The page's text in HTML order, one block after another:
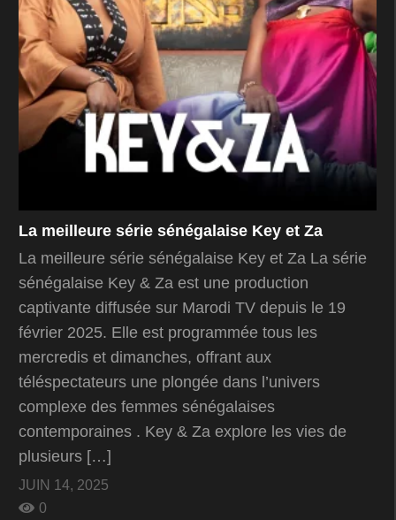
La meilleure série sénégalaise Key et Za
La meilleure série sénégalaise Key et Za La série
sénégalaise Key & Za est une production
captivante diffusée sur Marodi TV depuis le 19
février 2025. Elle est programmée tous les
mercredis et dimanches, offrant aux
téléspectateurs une plongée dans l’univers
complexe des femmes sénégalaises
contemporaines . Key & Za explore les vies de
plusieurs […]
JUIN 14, 2025
0